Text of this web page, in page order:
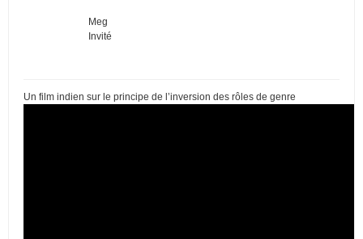
Meg
Invité
Un film indien sur le principe de l’inversion des rôles de genre